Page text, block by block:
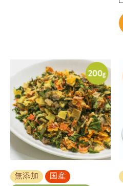
無添加
国産